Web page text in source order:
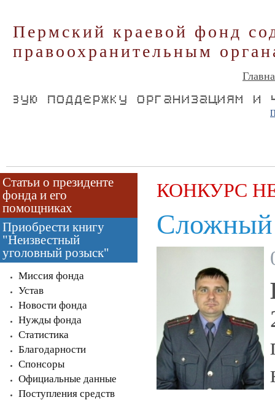
Пермский краевой фонд
правоохранительным
Статьи о президенте
фонда и его
помощниках
Приобрести книгу
"Неизвестный
уголовный розыск"
Миссия фонда
Устав
Новости фонда
Нужды фонда
Статистика
Благодарности
Спонсоры
Официальные данные
Поступления средств
КОНКУРС
Сложный